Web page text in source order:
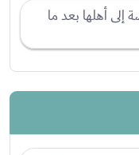
أهلها بعد ما